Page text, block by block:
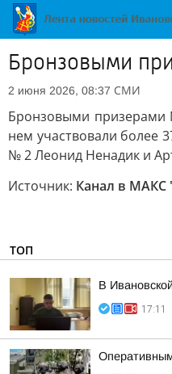
Бронзовыми
2 июня 2026, 08:37 СМИ
Бронзовыми призерами
нем участвовали более
№ 2 Леонид Ненадик и
Источник: Канал в МАКС
ТОП
В
17:11